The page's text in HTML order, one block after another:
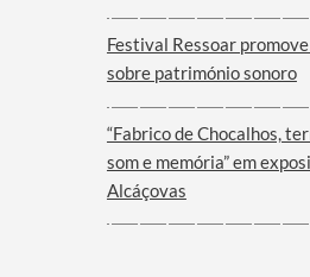
Festival Ressoar
sobre património sonoro
“Fabrico de Chocalhos,
som e memória” em
Alcáçovas